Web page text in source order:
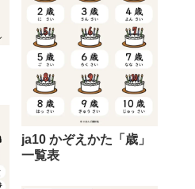
ja10 かぞえかた「歳」
一覧表